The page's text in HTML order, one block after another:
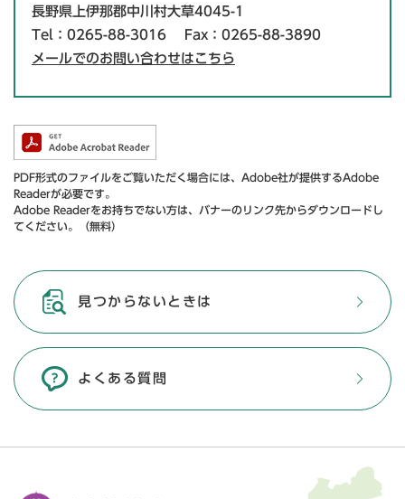
長野県上伊那郡中川村大草4045-1
Tel：0265-88-3016
Fax：0265-88-3890
メールでのお問い合わせはこちら
PDF形式のファイルをご覧いただく場合には、Adobe社が提供するAdobe
Readerが必要です。
Adobe Readerをお持ちでない方は、バナーのリンク先からダウンロードし
てください。（無料）
見つからないときは
よくある質問